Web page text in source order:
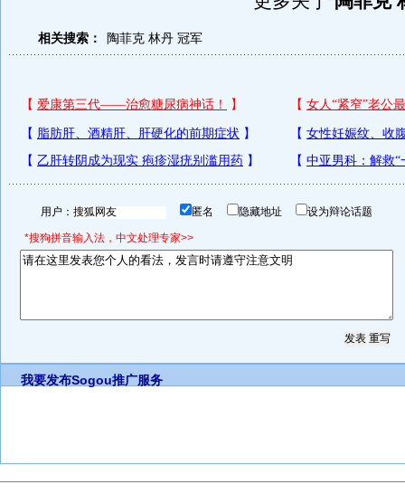
相关搜索： 陶菲克 林丹 冠军
用户： 匿名 隐藏地址 设为辩论话题
*搜狗拼音输入法，中文处理专家>>
我要发布Sogou推广服务